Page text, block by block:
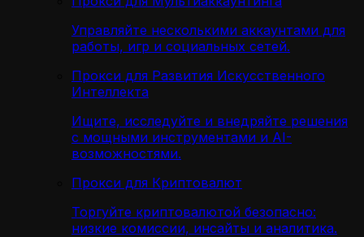
Управляйте несколькими аккаунтами для
работы, игр и социальных сетей.
Прокси для Развития Искусственного
Интеллекта
Ищите, исследуйте и внедряйте решения
с мощными инструментами и AI-
возможностями.
Прокси для Криптовалют
Торгуйте криптовалютой безопасно:
низкие комиссии, инсайты и аналитика.